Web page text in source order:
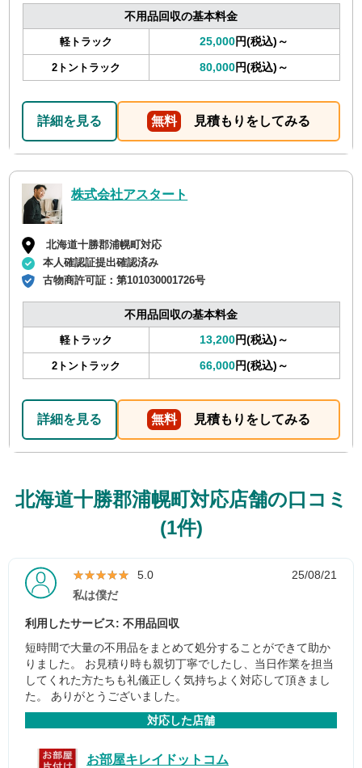
不用品回収の基本料金
軽トラック 25,000円(税込)～
2トントラック 80,000円(税込)～
詳細を見る 無料 見積もりをしてみる
株式会社アスタート
北海道十勝郡浦幌町対応
本人確認証提出確認済み
古物商許可証：第101030001726号
不用品回収の基本料金
軽トラック 13,200円(税込)～
2トントラック 66,000円(税込)～
詳細を見る 無料 見積もりをしてみる
北海道十勝郡浦幌町対応店舗の口コミ
(1件)
★★★★★
★★★★★ 5.0
25/08/21
私は僕だ
利用したサービス: 不用品回収
短時間で大量の不用品をまとめて処分することができて助か
りました。 お見積り時も親切丁寧でしたし、当日作業を担当
してくれた方たちも礼儀正しく気持ちよく対応して頂きまし
た。 ありがとうございました。
対応した店舗
お部屋キレイドットコム